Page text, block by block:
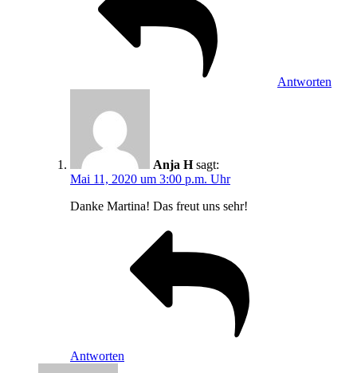
Antworten
Anja H sagt:
Mai 11, 2020 um 3:00 p.m. Uhr
Danke Martina! Das freut uns sehr!
Antworten